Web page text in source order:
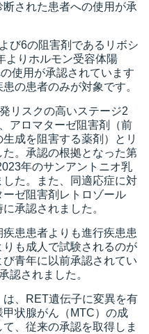
された患者への使用が承
び6の阻害剤であるリボシ
よりホルモン受容体陽
使用が承認されています
の患者のみが対象です。
リスクの高いステージ2
アロマターゼ阻害剤（前
成を阻害する薬剤）とリ
。承認の根拠となった第
年のサンアントニオ乳
た。また、同適応症に対
ゼ阻害剤レトロゾール
承認されました。
患患者よりも進行疾患患
も成人で試験されるのが
青年に以前承認されてい
認されました。
、RET遺伝子に変異を有
状腺がん（MTC）の成
、従来の承認を取得しま